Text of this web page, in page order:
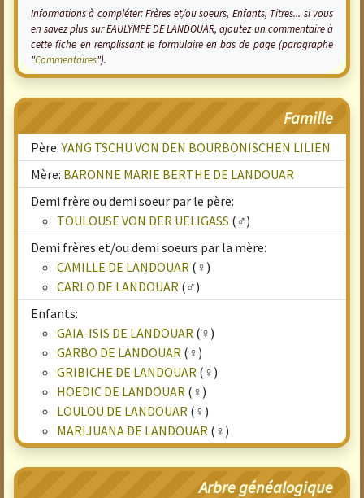
Informations à compléter: Frères et/ou soeurs, Enfants, Titres... si vous
en savez plus sur EAULYMPE DE LANDOUAR, ajoutez un commentaire à
cette fiche en remplissant le formulaire en bas de page (paragraphe
"Commentaires").
Famille
Père:YANG TSCHU VON DEN BOURBONISCHEN LILIEN
Mère: BARONNE MARIE BERTHE DE LANDOUAR
Demi frère ou demi soeur par le père:
TOULOUSE VON DER UELIGASS (♂)
Demi frères et/ou demi soeurs par la mère:
CAMILLE DE LANDOUAR (♀)
CARLO DE LANDOUAR (♂)
Enfants:
GAIA-ISIS DE LANDOUAR (♀)
GARBO DE LANDOUAR (♀)
GRIBICHE DE LANDOUAR (♀)
HOEDIC DE LANDOUAR (♀)
LOULOU DE LANDOUAR (♀)
MARIJUANA DE LANDOUAR (♀)
Arbre généalogique